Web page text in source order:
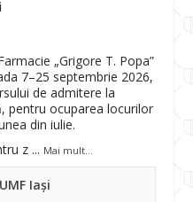
„Grigore T. Popa”
7–25 septembrie 2026,
de admitere la
pentru ocuparea locurilor
din iulie.
z ... Mai mult...
Iași